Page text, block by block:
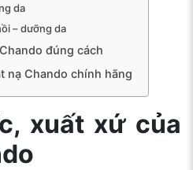
da
– dưỡng da
đúng cách
nạ Chando chính hãng
xuất xứ của